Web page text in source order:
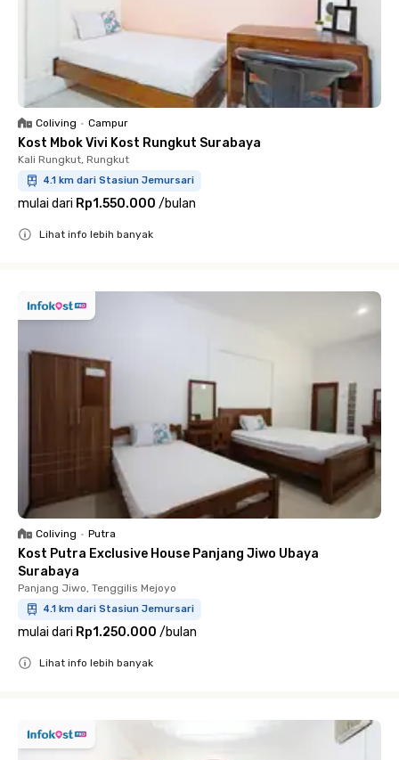
Coliving • Campur
Kost Mbok Vivi Kost Rungkut Surabaya
Kali Rungkut, Rungkut
4.1 km dari Stasiun Jemursari
mulai dari Rp1.550.000 /bulan
Lihat info lebih banyak
Coliving • Putra
Kost Putra Exclusive House Panjang Jiwo Ubaya
Surabaya
Panjang Jiwo, Tenggilis Mejoyo
4.1 km dari Stasiun Jemursari
mulai dari Rp1.250.000 /bulan
Lihat info lebih banyak